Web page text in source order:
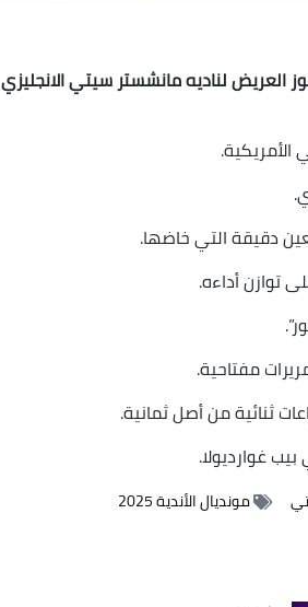
العريض لناديه مانشستر سيتي الانجليزي
الأمريكية.
دقيقة التي خاضها.
توازن أداءه.
مفتاحية.
ثنائية من أصل ثمانية.
غوارديولا.
مونديال الأندية 2025